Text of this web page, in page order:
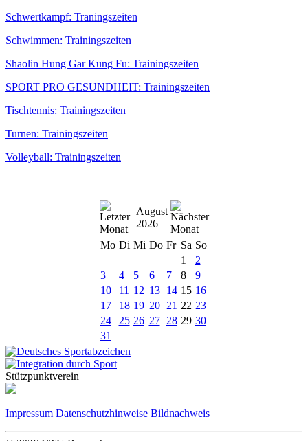
Schwertkampf: Traningszeiten
Schwimmen: Trainingszeiten
Shaolin Hung Gar Kung Fu: Trainingszeiten
SPORT PRO GESUNDHEIT: Trainingszeiten
Tischtennis: Trainingszeiten
Turnen: Trainingszeiten
Volleyball: Trainingszeiten
August
2026
Mo Di Mi Do Fr Sa So
1
2
3
4 5 6 7 8
9
10
11 12 13 14 15 16
17
18 19 20 21 22 23
24
25 26 27 28 29 30
31
Stützpunktverein
Impressum Datenschutzhinweise Bildnachweis